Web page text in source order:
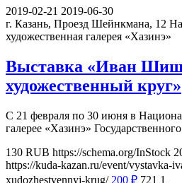
2019-02-21 2019-06-30
г. Казань, Проезд Шейнкмана, 12
художественная галерея «Хазинэ»
Выставка «Иван
художественный круг»
С 21 февраля по 30 июня в
галерее «Хазинэ»
130 RUB https://schema.org/InStock
https://kuda-kazan.ru/event/vystavka-
xudozhestvennyj-krug/ 200 ₽ 721 1